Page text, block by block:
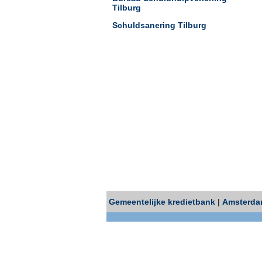
Tilburg
Schuldsanering Tilburg
Gemeentelijke kredietbank |